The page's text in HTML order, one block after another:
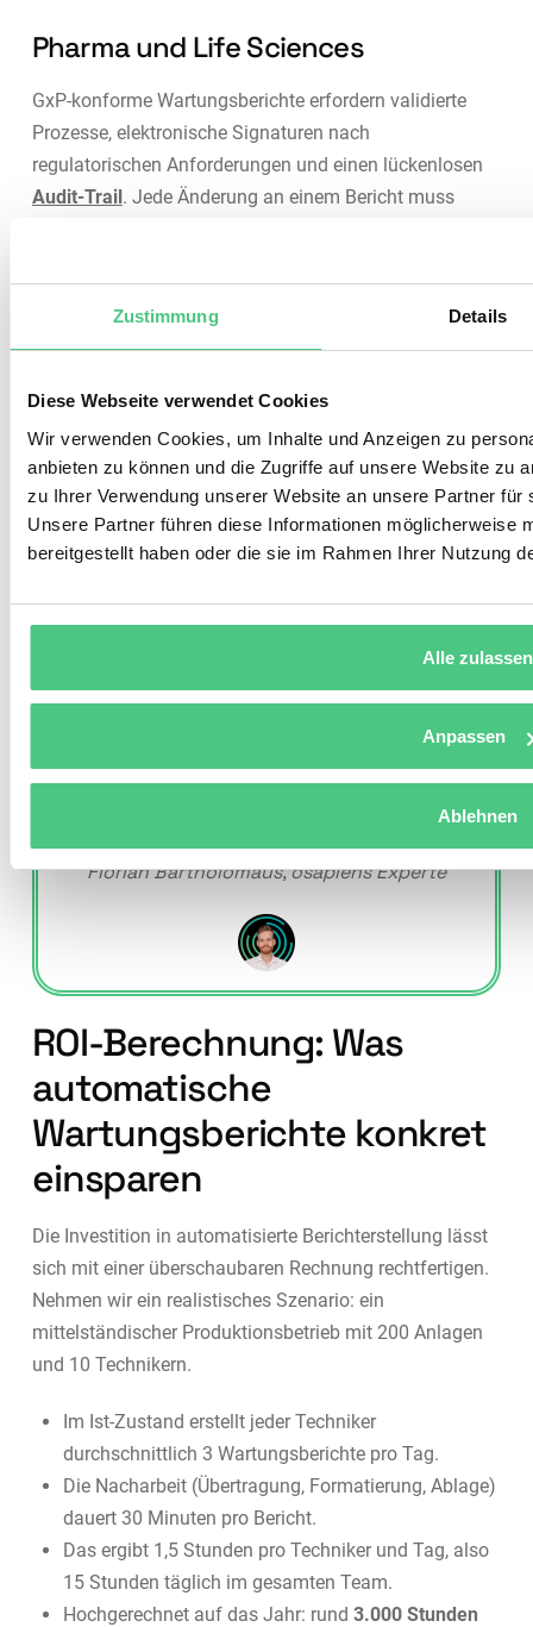
Zustimmung Details
Diese Webseite verwendet Cookies
Wir verwenden Cookies, um Inhalte und Anzeigen zu
anbieten zu können und die Zugriffe auf unsere Website zu
zu Ihrer Verwendung unserer Website an unsere Partner
Unsere Partner führen diese Informationen möglicherweise
bereitgestellt haben oder die sie im Rahmen Ihrer Nutzung
Alle zulassen
Anpassen
Ablehnen
Pharma und Life Sciences
GxP-konforme Wartungsberichte erfordern validierte
Prozesse, elektronische Signaturen nach
regulatorischen Anforderungen und einen lückenlosen
Audit-Trail. Jede Änderung an einem Bericht muss
Experten-Tipp von osapiens
Der häufigste Grund für schlechte automatisch
generierte Berichte liegt nicht in der Software,
sondern in der Checklisten-Struktur:
Freitextfelder lassen sich nicht automatisch
Auswahlfeld, Messwert oder Pflichtfoto erfasst
werden soll. Eine saubere Feldstruktur ist die
Voraussetzung dafür, dass aus
Wartungsberichten verwertbare Daten für
Florian Bartholomäus, osapiens Experte
ROI-Berechnung: Was
automatische
Wartungsberichte konkret
einsparen
Die Investition in automatisierte Berichterstellung lässt
sich mit einer überschaubaren Rechnung rechtfertigen.
Nehmen wir ein realistisches Szenario: ein
mittelständischer Produktionsbetrieb mit 200 Anlagen
und 10 Technikern.
Im Ist-Zustand erstellt jeder Techniker
durchschnittlich 3 Wartungsberichte pro Tag.
Die Nacharbeit (Übertragung, Formatierung, Ablage)
dauert 30 Minuten pro Bericht.
Das ergibt 1,5 Stunden pro Techniker und Tag, also
15 Stunden täglich im gesamten Team.
Hochgerechnet auf das Jahr: rund3.000 Stunden